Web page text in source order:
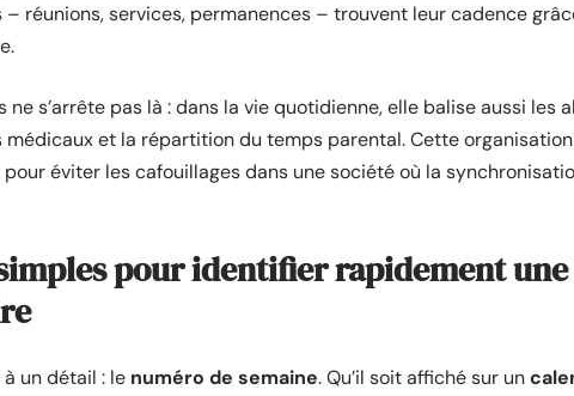
réunions, services, permanences – trouvent leur cadence
ne s’arrête pas là : dans la vie quotidienne, elle balise aussi les
et la répartition du temps parental. Cette
éviter les cafouillages dans une société où la
pour identifier rapidement
un détail : le numéro de semaine. Qu’il soit affiché sur un